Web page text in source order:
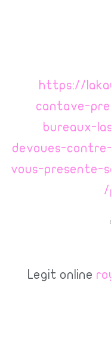
https://
cantave-
bureaux-
devoues-
vous-presente-
Legit online